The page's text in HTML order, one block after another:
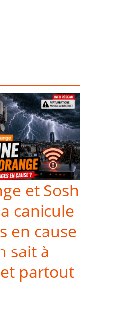
et Sosh
canicule
en cause
sait à
partout